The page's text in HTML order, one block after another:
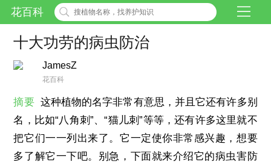
花百科
十大功劳的病虫防治
JamesZ
花百科
摘要 这种植物的名字非常有意思，并且它还有许多别
名，比如“八角刺”、“猫儿刺”等等，还有许多这里就不
把它们一一列出来了。它一定使你非常感兴趣，想要
多了解它一下吧。别急，下面就来介绍它的病虫害防